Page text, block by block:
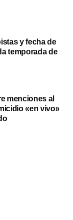
y fecha de
temporada de
menciones al
«en vivo»